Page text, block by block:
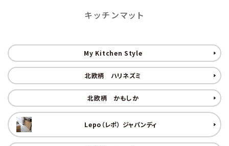
キッチンマット
My Kitchen Style
北欧柄 ハリネズミ
北欧柄 かもしか
Lepo（レポ） ジャパンディ